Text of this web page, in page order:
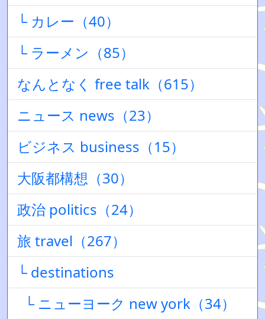
└ カレー（40）
└ ラーメン（85）
なんとなく free talk（615）
ニュース news（23）
ビジネス business（15）
大阪都構想（30）
政治 politics（24）
旅 travel（267）
└ destinations
└ ニューヨーク new york（34）